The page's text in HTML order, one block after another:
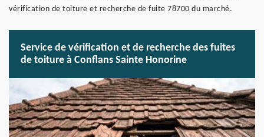
vérification de toiture et recherche de fuite 78700 du marché.
Service de vérification et de recherche des fuites
de toiture à Conflans Sainte Honorine